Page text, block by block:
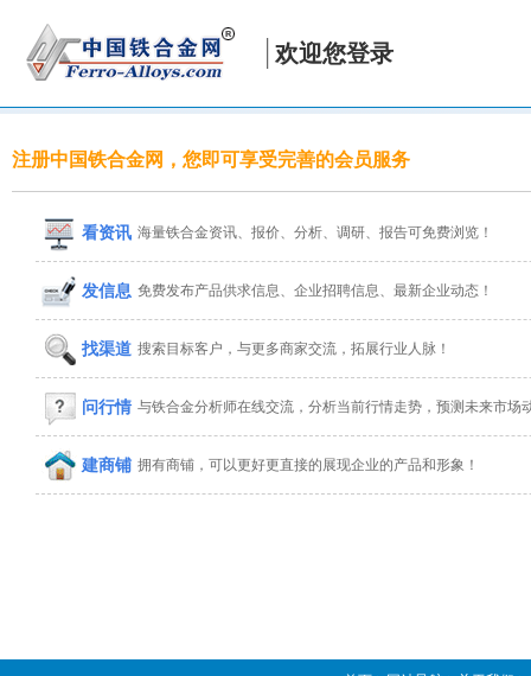
欢迎您登录
注册中国铁合金网，您即可享受完善的会员服务
看资讯 海量铁合金资讯、报价、分析、调研、报告可免费浏览！
发信息 免费发布产品供求信息、企业招聘信息、最新企业动态！
找渠道 搜索目标客户，与更多商家交流，拓展行业人脉！
问行情 与铁合金分析师在线交流，分析当前行情走势，预测未来市场
建商铺 拥有商铺，可以更好更直接的展现企业的产品和形象！